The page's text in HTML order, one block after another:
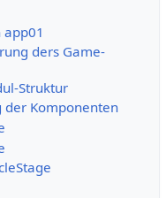
ders Game-
Struktur
Komponenten